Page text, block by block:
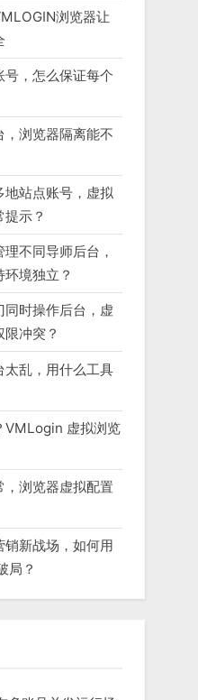
浏览器让
号，怎么保证每个
浏览器隔离能不
地站点账号，虚拟
示？
不同导师后台，
境独立？
时操作后台，虚
冲突？
太乱，用什么工具
VMLogin 虚拟浏览
浏览器虚拟配置
新战场，如何用
局？